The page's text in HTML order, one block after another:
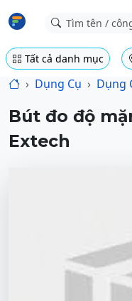
Tất cả danh mục
Dụng Cụ Dụng
Bút đo độ
Extech